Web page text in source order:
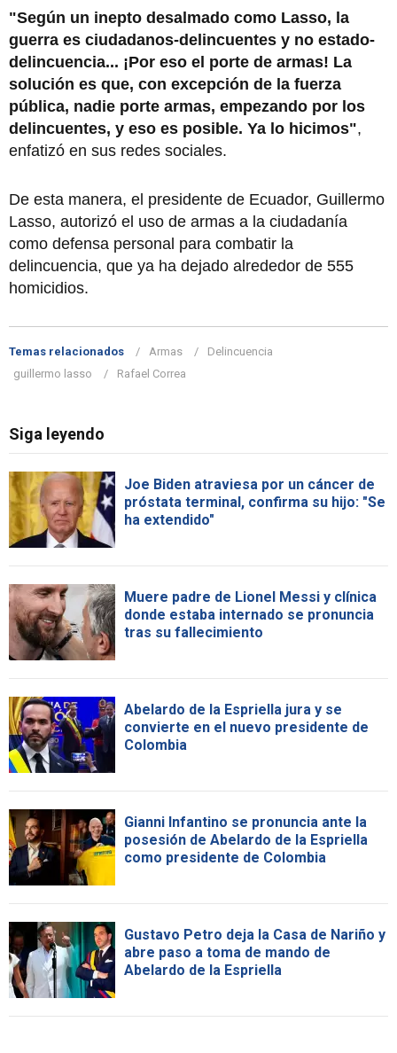
"Según un inepto desalmado como Lasso, la
guerra es ciudadanos-delincuentes y no estado-
delincuencia... ¡Por eso el porte de armas! La
solución es que, con excepción de la fuerza
pública, nadie porte armas, empezando por los
delincuentes, y eso es posible. Ya lo hicimos",
enfatizó en sus redes sociales.
De esta manera, el presidente de Ecuador, Guillermo
Lasso, autorizó el uso de armas a la ciudadanía
como defensa personal para combatir la
delincuencia, que ya ha dejado alrededor de 555
homicidios.
Temas relacionados Armas
Delincuencia
guillermo lasso
Rafael Correa
Siga leyendo
Joe Biden atraviesa por un cáncer de
próstata terminal, confirma su hijo: "Se
ha extendido"
Muere padre de Lionel Messi y clínica
donde estaba internado se pronuncia
tras su fallecimiento
Abelardo de la Espriella jura y se
convierte en el nuevo presidente de
Colombia
Gianni Infantino se pronuncia ante la
posesión de Abelardo de la Espriella
como presidente de Colombia
Gustavo Petro deja la Casa de Nariño y
abre paso a toma de mando de
Abelardo de la Espriella